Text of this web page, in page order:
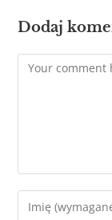
Dodaj